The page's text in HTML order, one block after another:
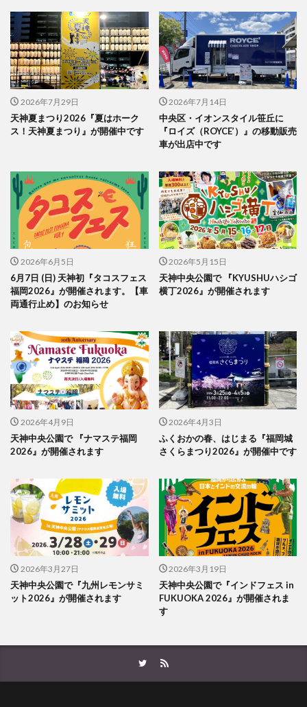
2026年7月29日
天神夏まつり2026『夏はホーク
ス！天神夏まつり』が開催中です
2026年7月14日
中央区・イオンスタイル笹丘に
『ロイズ（ROYCE’）』の移動販売
車が出店中です
2026年6月5日
6月7日 (日) 天神初『タコスフェス
福岡2026』が開催されます。【車
両通行止め】のお知らせ
2026年5月15日
天神中央公園で 『KYUSHUハシゴ
横丁2026』が開催されます
2026年4月9日
天神中央公園で 『ナマステ福岡
2026』が開催されます
2026年4月3日
ふくおかの春、はじまる『福岡城
さくらまつり2026』が開催中です
2026年3月27日
天神中央公園で『九州レモンサミ
ット2026』が開催されます
2026年3月19日
天神中央公園で『インドフェス in
FUKUOKA 2026』が開催されま
す